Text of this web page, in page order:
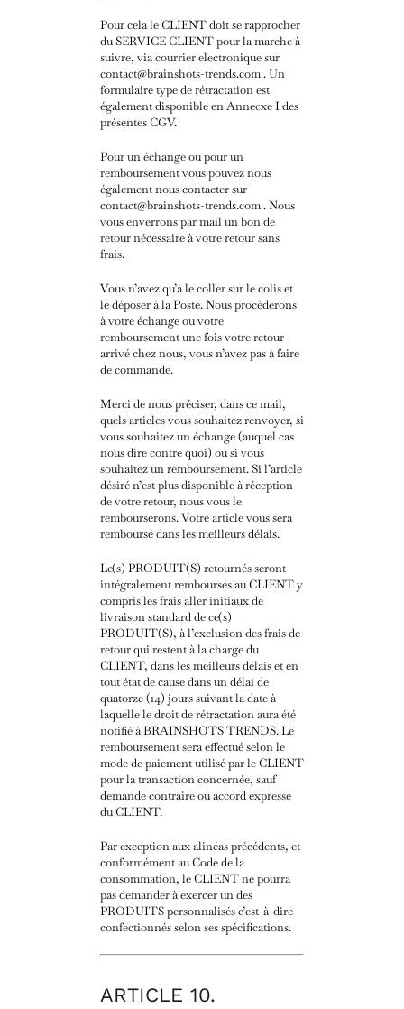
Pour cela le CLIENT doit se rapprocher
du SERVICE CLIENT pour la marche à
suivre, via courrier electronique sur
contact@brainshots-trends.com . Un
formulaire type de rétractation est
également disponible en Annecxe I des
présentes CGV.
Pour un échange ou pour un
remboursement vous pouvez nous
également nous contacter sur
contact@brainshots-trends.com . Nous
vous enverrons par mail un bon de
retour nécessaire à votre retour sans
frais.
Vous n’avez qu’à le coller sur le colis et
le déposer à la Poste. Nous procèderons
à votre échange ou votre
remboursement une fois votre retour
arrivé chez nous, vous n’avez pas à faire
de commande.
Merci de nous préciser, dans ce mail,
quels articles vous souhaitez renvoyer, si
vous souhaitez un échange (auquel cas
nous dire contre quoi) ou si vous
souhaitez un remboursement.Si l’article
désiré n’est plus disponible à réception
de votre retour, nous vous le
rembourserons. Votre article vous sera
remboursé dans les meilleurs délais.
Le(s) PRODUIT(S) retournés seront
intégralement remboursés au CLIENT y
compris les frais aller initiaux de
livraison standard de ce(s)
PRODUIT(S), à l’exclusion des frais de
retour qui restent à la charge du
CLIENT, dans les meilleurs délais et en
tout état de cause dans un délai de
quatorze (14) jours suivant la date à
laquelle le droit de rétractation aura été
notifié à BRAINSHOTS TRENDS. Le
remboursement sera effectué selon le
mode de paiement utilisé par le CLIENT
pour la transaction concernée, sauf
demande contraire ou accord expresse
du CLIENT.
Par exception aux alinéas précédents, et
conformément au Code de la
consommation, le CLIENT ne pourra
pas demander à exercer un des
PRODUITS personnalisés c’est-à-dire
confectionnés selon ses spécifications.
ARTICLE 10.